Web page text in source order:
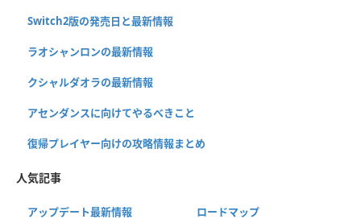
Switch2版の発売日と最新情報
ラオシャンロンの最新情報
クシャルダオラの最新情報
アセンダンスに向けてやるべきこと
復帰プレイヤー向けの攻略情報まとめ
人気記事
アップデート最新情報 ロードマップ